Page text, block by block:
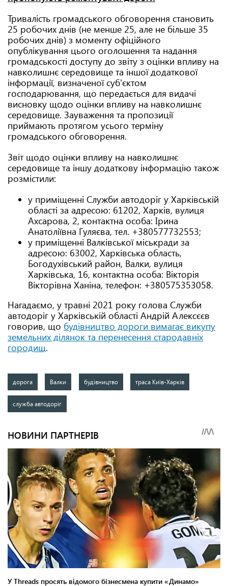
Тривалість громадського обговорення становить
25 робочих днів (не менше 25, але не більше 35
робочих днів) з моменту офіційного
опублікування цього оголошення та надання
громадськості доступу до звіту з оцінки впливу на
навколишнє середовище та іншої додаткової
інформації, визначеної суб'єктом
господарювання, що передається для видачі
висновку щодо оцінки впливу на навколишнє
середовище. Зауваження та пропозиції
приймають протягом усього терміну
громадського обговорення.
Звіт щодо оцінки впливу на навколишнє
середовище та іншу додаткову інформацію також
розмістили:
у приміщенні Служби автодоріг у Харківській
області за адресою: 61202, Харків, вулиця
Ахсарова, 2, контактна особа: Ірина
Анатоліївна Гуляєва, тел. +380577732553;
у приміщенні Валківської міськради за
адресою: 63002, Харківська область,
Богодухівський район, Валки, вулиця
Харківська, 16, контактна особа: Вікторія
Вікторівна Ханіна, телефон: +380575353058.
Нагадаємо, у травні 2021 року голова Служби
автодоріг у Харківській області Андрій Алексєєв
говорив, що будівництво дороги вимагає викупу
земельних ділянок та перенесення стародавніх
городищ.
дорога Валки будівництво траса Київ-Харків
служба автодоріг